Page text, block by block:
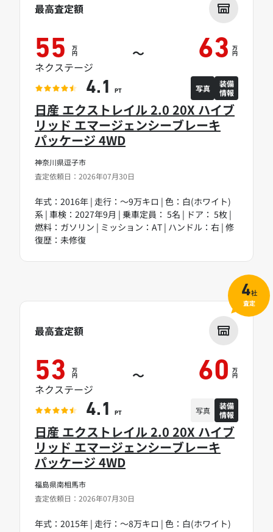
神奈川県逗子市
査定依頼日：2026年07月30日
日産 エクストレイル 2.0 20X ハイブ
リッド エマージェンシーブレーキ
パッケージ 4WD
年式：2016年 | 走行：～9万キロ | 色：白(ホワイト)
系 | 車検：2027年9月 | 乗車定員： 5名 | ドア： 5枚 |
燃料：ガソリン | ミッション：AT | ハンドル：右 | 修
復歴：未修復
最高査定額
55 万
円 ～ 63 万
円
ネクステージ
4.1 PT 写真
装備
情報
福島県南相馬市
査定依頼日：2026年07月30日
日産 エクストレイル 2.0 20X ハイブ
リッド エマージェンシーブレーキ
パッケージ 4WD
年式：2015年 | 走行：～8万キロ | 色：白(ホワイト)
最高査定額
53 万
円 ～ 60 万
円
ネクステージ
4.1 PT 写真
装備
情報
4社
査定